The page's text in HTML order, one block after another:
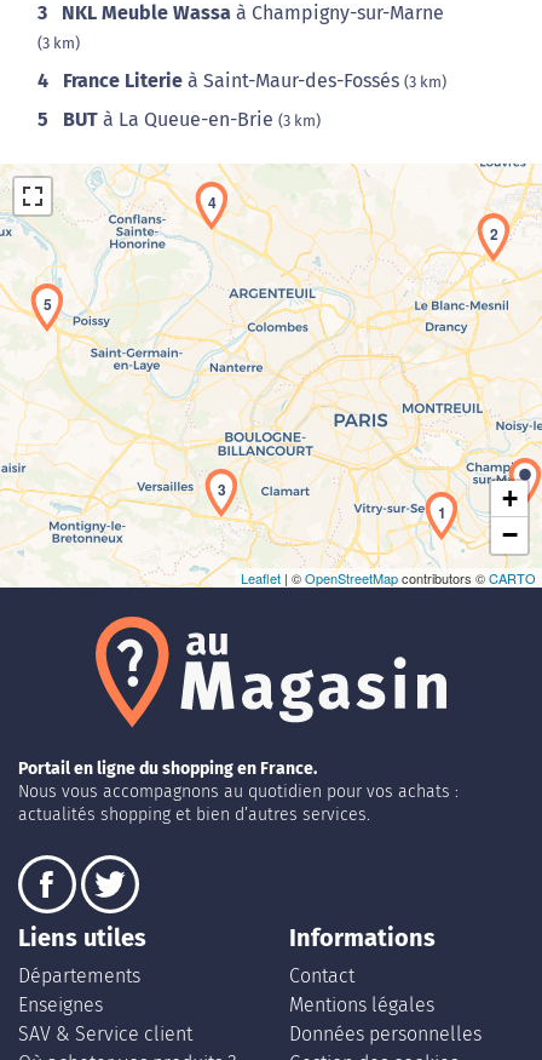
3 NKL Meuble Wassa à Champigny-sur-Marne
(3 km)
4 France Literie à Saint-Maur-des-Fossés (3 km)
5 BUT à La Queue-en-Brie (3 km)
Chargement de la carte en cours...
1
2
3
4
5
+
−
Leaflet | ©OpenStreetMapcontributors ©CARTO
Portail en ligne du shopping en France.
Nous vous accompagnons au quotidien pour vos achats :
actualités shopping et bien d’autres services.
Liens utiles
Départements
Enseignes
SAV & Service client
Informations
Contact
Mentions légales
Données personnelles